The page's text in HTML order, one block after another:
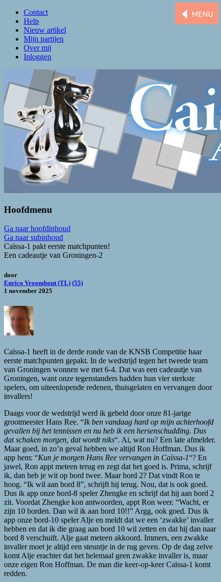
Contact
Help
Nieuw artikel
Mijn partijen
Over mij
Inloggen
Caissa Amsterdam
De levendigste schaakclub van Amsterdam
Hoofdmenu
Ga naar hoofdinhoud
Ga naar subinhoud
Caïssa-1 pakt eerste matchpunten!
Een cadeautje van Groningen-2
door
Enrico Vroombout (TL) (55)
1 november 2025
Caïssa-1 heeft in de derde ronde van de KNSB Competitie haar
eerste matchpunten gepakt. In de wedstrijd tegen het tweede team
van Groningen wonnen we met 6-4. Dat was een cadeautje van
Groningen, want onze tegenstanders hadden hun vier sterkste
spelers, om uiteenlopende redenen, thuisgelaten en vervangen door
invallers!
Daags voor de wedstrijd werd ik gebeld door onze 81-jarige
grootmeester Hans Ree. “Ik ben vandaag hard op mijn achterhoofd
gevallen bij het tennissen en nu heb ik een hersenschudding. Dus
dat schaken morgen, dat wordt niks“. Ai, wat nu? Een late afmelder.
Maar goed, in zo’n geval hebben we altijd Ron Hoffman. Dus ik
app hem: “Kun je morgen Hans Ree vervangen in Caïssa-1“? En
jawel, Ron appt meteen terug en zegt dat het goed is. Prima, schrijf
ik, dan heb je wit op bord twee. Maar bord 2? Dat vindt Ron te
hoog. “Ik wil aan bord 8”, schrijft hij terug. Nou, dat is ook goed.
Dus ik app onze bord-8 speler Zhengke en schrijf dat hij aan bord 2
zit. Voordat Zhengke kon antwoorden, appt Ron weer. “Wacht, er
zijn 10 borden. Dan wil ik aan bord 10!!” Argg, ook goed. Dus ik
app onze bord-10 speler Alje en meldt dat we een ‘zwakke’ invaller
hebben en dat ik die graag aan bord 10 wil zetten en dat hij dan naar
bord 8 verschuift. Alje gaat meteen akkoord. Immers, een zwakke
invaller moet je altijd een steuntje in de rug geven. Op de dag zelve
komt Alje erachter dat het helemaal geen zwakke invaller is, maar
onze eigen Ron Hoffman. De man die keer-op-keer Caïssa-1 komt
redden.